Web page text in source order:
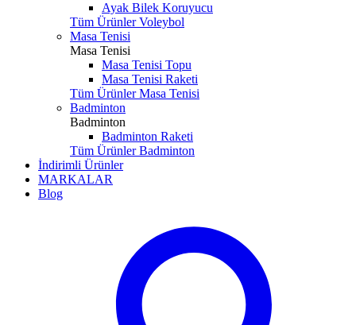
Ayak Bilek Koruyucu
Tüm Ürünler Voleybol
Masa Tenisi
Masa Tenisi
Masa Tenisi Topu
Masa Tenisi Raketi
Tüm Ürünler Masa Tenisi
Badminton
Badminton
Badminton Raketi
Tüm Ürünler Badminton
İndirimli Ürünler
MARKALAR
Blog